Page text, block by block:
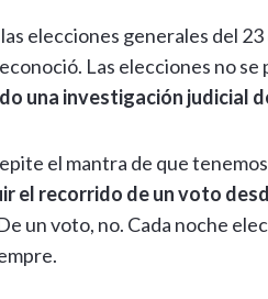
elecciones generales del
Las elecciones no
una investigación judicial
el mantra de que
el recorrido de un voto
un voto, no. Cada noche